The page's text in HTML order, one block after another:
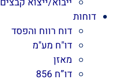
דוחות
דוח רווח והפסד
דו"ח מע"מ
מאזן
דו”ח 856